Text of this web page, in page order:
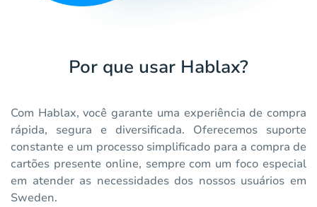
Por que usar Hablax?
Com Hablax, você garante uma experiência de compra
rápida, segura e diversificada. Oferecemos suporte
constante e um processo simplificado para a compra de
cartões presente online, sempre com um foco especial
em atender as necessidades dos nossos usuários em
Sweden.